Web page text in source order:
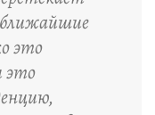
это
это